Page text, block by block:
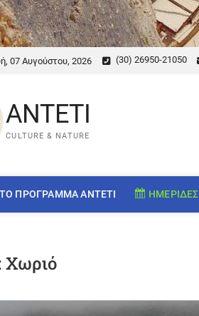
07 Αυγούστου, 2026 (30) 26950-21050
ANTETI
CULTURE & NATURE
ΤΟ ΠΡΌΓΡΑΜΜΑ ANTETI ΗΜΕΡΊΔΕΣ
Χωριό